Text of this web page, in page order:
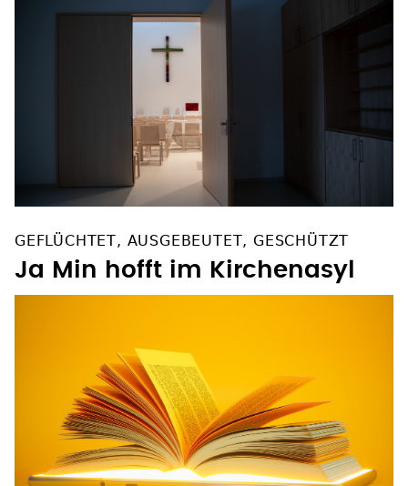
GEFLÜCHTET, AUSGEBEUTET, GESCHÜTZT
Ja Min hofft im Kirchenasyl